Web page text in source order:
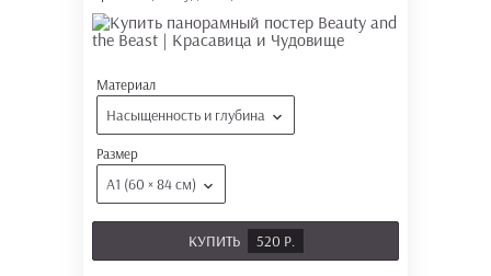
Материал
Насыщенность и глубина
Размер
А1 (60 × 84 см)
КУПИТЬ 520 Р.